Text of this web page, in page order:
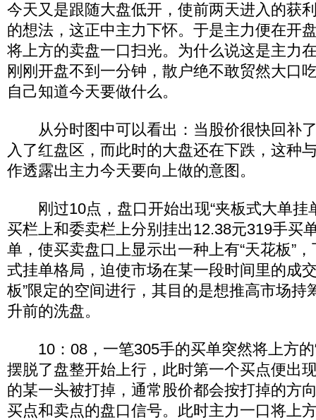
今天又是跟随大盘低开，使前两天进入的获
的想法，这正中主力下怀。于是主力便在开
将上方的卖盘一口扫光。为什么说这是主力
刚刚开盘不到一分钟，散户绝不敢贸然大口
自己知道今天要做什么。
从分时图中可以看出：当股价很快回补
入了红盘区，而此时的大盘还在下跌，这种
作透露出主力今天要向上做的意图。
刚过10点，盘口开始出现“夹板式大单挂
买栏上和委卖栏上分别挂出12.38元319手买
单，使买卖盘口上显示出一种上有“天花板”，
式挂单格局，迫使市场在某一段时间里的成
板”限定的空间进行，其目的是想推高市场持
升前的洗盘。
10：08，一笔305手的买单突然将上方的
摆脱了盘整开始上行，此时第一个买点便
的某一头被打掉，通常股价都会按打掉的方
买点和卖点的盘口信号。此时主力一口将上